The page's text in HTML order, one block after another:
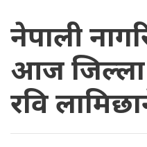
नेपाली
आज जिल्ला
रवि